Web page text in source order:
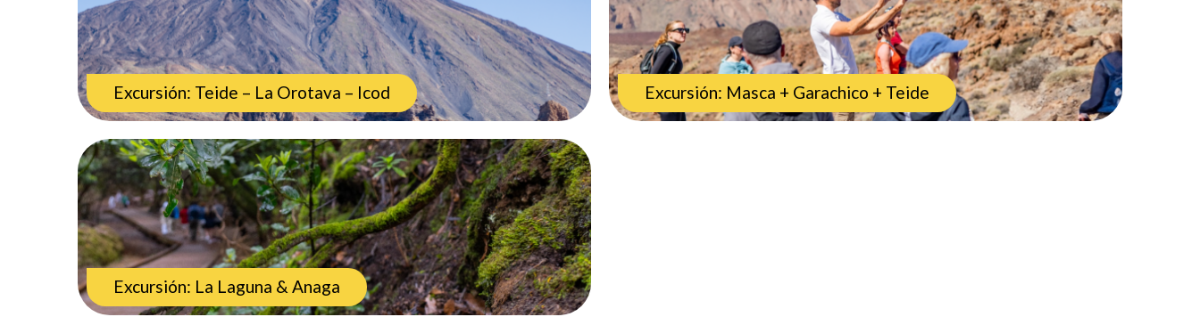
Excursión: Teide – La Orotava – Icod Excursión: Masca + Garachico + Teide
Excursión: La Laguna & Anaga